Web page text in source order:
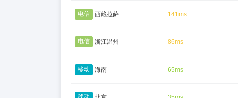
电信 西藏拉萨 141ms
电信 浙江温州 86ms
移动 海南 65ms